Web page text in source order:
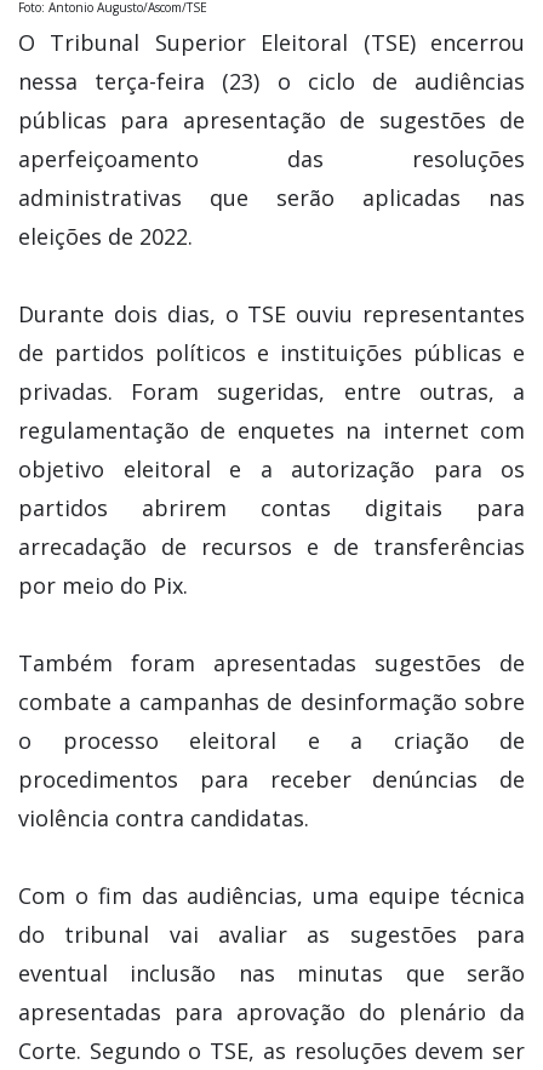
Foto: Antonio Augusto/Ascom/TSE
O Tribunal Superior Eleitoral (TSE) encerrou
nessa terça-feira (23) o ciclo de audiências
públicas para apresentação de sugestões de
aperfeiçoamento das resoluções
administrativas que serão aplicadas nas
eleições de 2022.
Durante dois dias, o TSE ouviu representantes
de partidos políticos e instituições públicas e
privadas. Foram sugeridas, entre outras, a
regulamentação de enquetes na internet com
objetivo eleitoral e a autorização para os
partidos abrirem contas digitais para
arrecadação de recursos e de transferências
por meio do Pix.
Também foram apresentadas sugestões de
combate a campanhas de desinformação sobre
o processo eleitoral e a criação de
procedimentos para receber denúncias de
violência contra candidatas.
Com o fim das audiências, uma equipe técnica
do tribunal vai avaliar as sugestões para
eventual inclusão nas minutas que serão
apresentadas para aprovação do plenário da
Corte. Segundo o TSE, as resoluções devem ser